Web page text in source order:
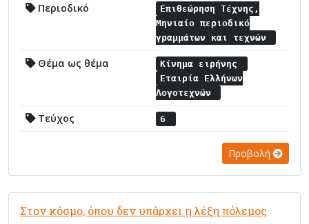
Περιοδικό
Επιθεώρηση Τέχνης,
Μηνιαίο περιοδικό
γραμμάτων και τεχνών
Θέμα ως θέμα
Κίνημα ειρήνης
Εταιρία Ελλήνων
Λογοτεχνών
Τεύχος 6
Προβολή
Στον κόσμο, όπου δεν υπάρχει η λέξη πόλεμος